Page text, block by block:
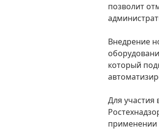
позволит
Внедрение
который
Для участия
применении